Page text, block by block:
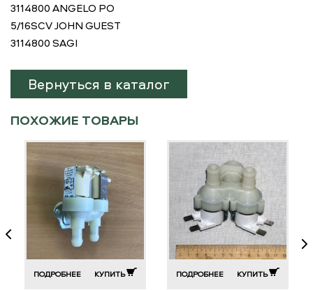
3114800 ANGELO PO
5/16SCV JOHN GUEST
3114800 SAGI
Вернуться в каталог
ПОХОЖИЕ ТОВАРЫ
ПОДРОБНЕЕ КУПИТЬ ПОДРОБНЕЕ КУПИТЬ